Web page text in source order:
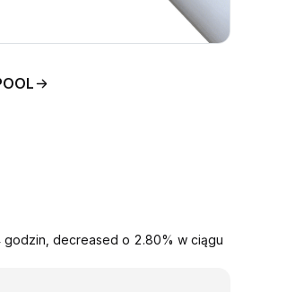
godzin, decreased o 2.80% w ciągu